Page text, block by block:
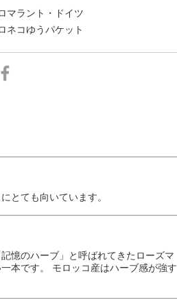
マラント・ドイツ
ネコゆうパケット
とても向いています。
憶のハーブ」と呼ばれてきたローズマ
本です。 モロッコ産はハーブ感が強す